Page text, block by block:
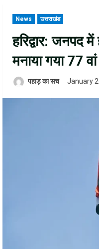
News उत्तराखंड
हरिद्वार: जनपद
मनाया गया 77
पहाड़ का सच January